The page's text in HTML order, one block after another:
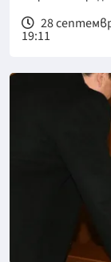
28
19:11